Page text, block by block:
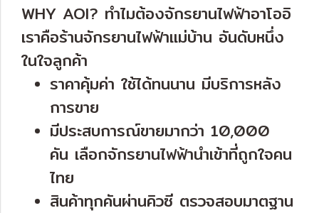
WHY AOI? ทำไมต้องจักรยานไฟฟ้าอาโออิ
เราคือร้านจักรยานไฟฟ้าแม่บ้าน อันดับหนึ่ง
ในใจลูกค้า
ราคาคุ้มค่า ใช้ได้ทนนาน มีบริการหลัง
การขาย
มีประสบการณ์ขายมากว่า 10,000
คัน เลือกจักรยานไฟฟ้านำเข้าที่ถูกใจคน
ไทย
สินค้าทุกคันผ่านคิวซี ตรวจสอบมาตฐาน